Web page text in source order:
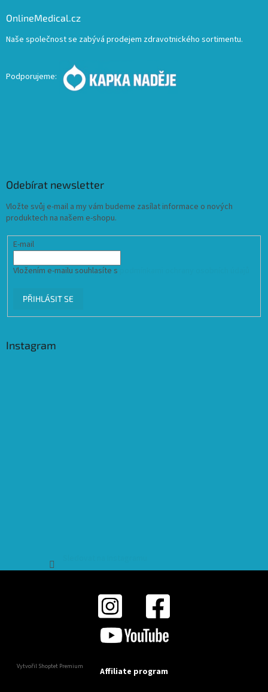
OnlineMedical.cz
Naše společnost se zabývá prodejem zdravotnického sortimentu.
Podporujeme:
Odebírat newsletter
Vložte svůj e-mail a my vám budeme zasílat informace o nových
produktech na našem e-shopu.
E-mail
Vložením e-mailu souhlasíte s
PŘIHLÁSIT SE
Instagram
Vytvořil Shoptet Premium Affiliate program